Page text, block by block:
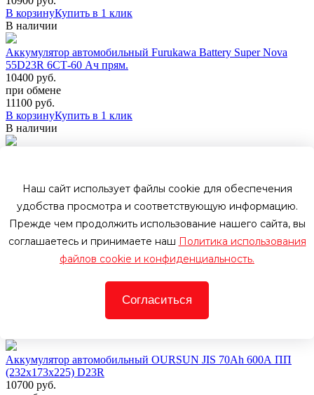
В корзинуКупить в 1 клик
В наличии
Аккумулятор автомобильный Furukawa Battery Super Nova
55D23R 6СТ-60 Ач прям.
10400 руб.
при обмене
11100 руб.
В корзинуКупить в 1 клик
В наличии
при обмене
11300руб.
В корзину
В наличии
Аккумулятор автомобильный BUSHIDO SJ 75D23L 65Ah
Купить в 1 клик
Аккумулятор автомобильный OURSUN JIS 70Ah 600A ПП
(232х173х225) D23R
10700 руб.
Наш сайт использует файлы cookie для обеспечения
удобства просмотра и соответствующую информацию.
Прежде чем продолжить использование нашего сайта, вы
соглашаетесь и принимаете наш Политика использования
файлов cookie и конфиденциальность.
Согласиться